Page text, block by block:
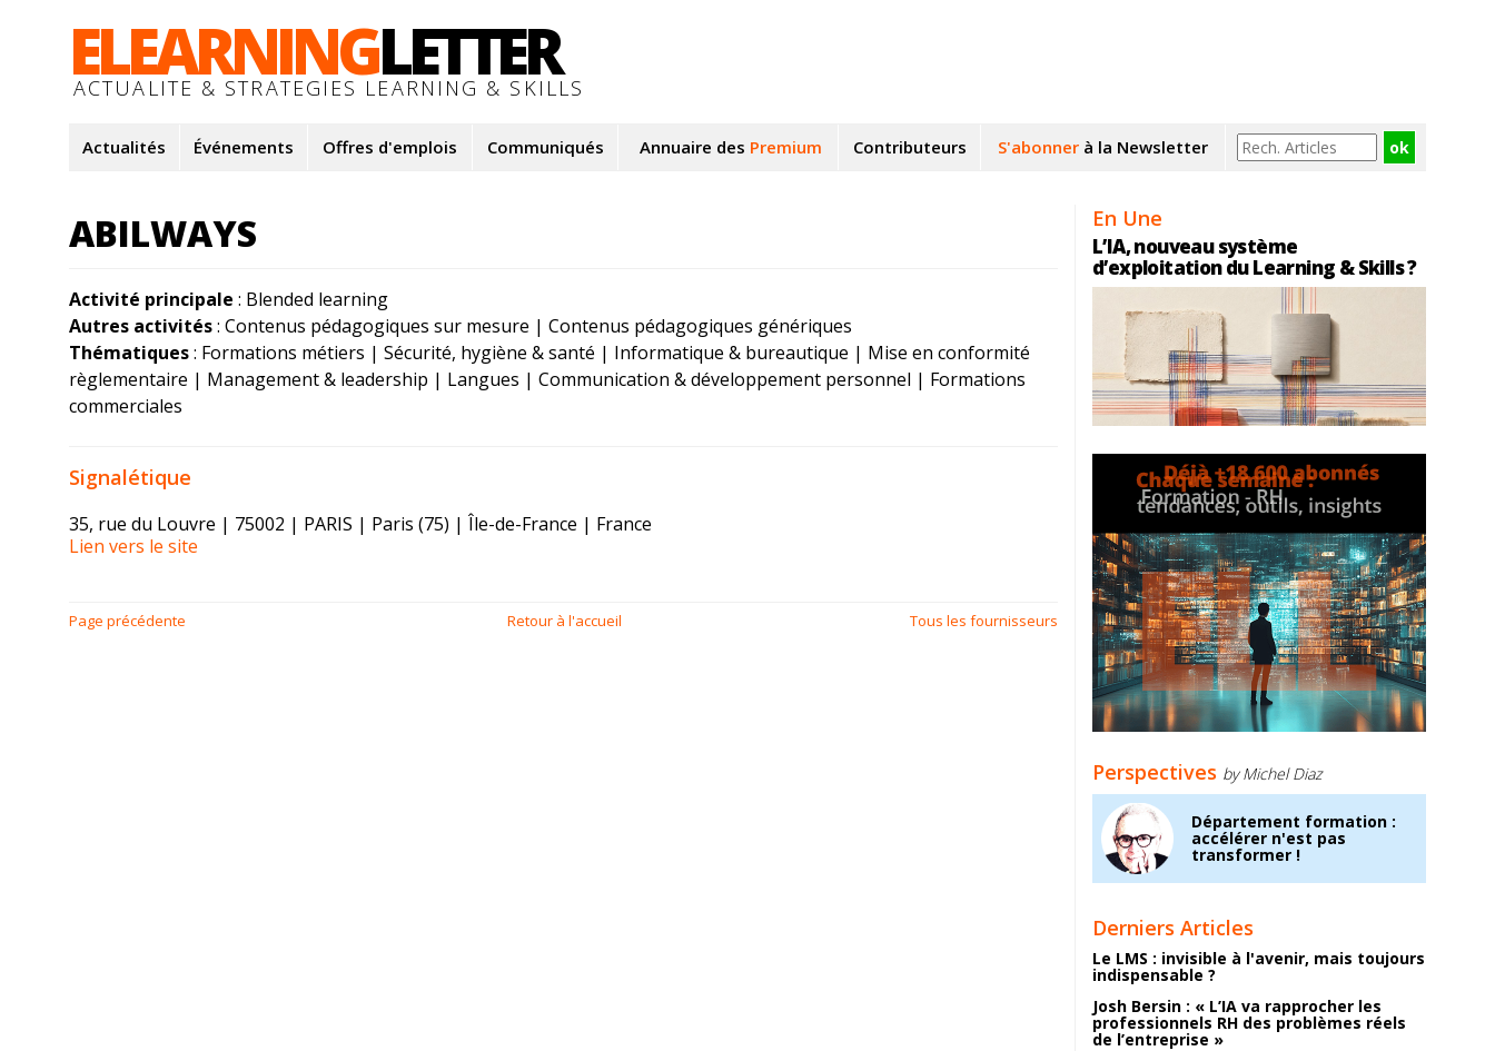
ELEARNINGLETTER
ACTUALITE & STRATEGIES LEARNING & SKILLS
Actualités Événements Offres d'emplois Communiqués Annuaire des Premium Contributeurs S'abonner à la Newsletter
ABILWAYS
Activité principale : Blended learning
Autres activités: Contenus pédagogiques sur mesure | Contenus pédagogiques génériques
Thématiques: Formations métiers | Sécurité, hygiène & santé | Informatique & bureautique | Mise en conformité
règlementaire | Management & leadership | Langues | Communication & développement personnel | Formations
commerciales
Signalétique
35, rue du Louvre | 75002 | PARIS | Paris (75) | Île-de-France | France
Lien vers le site
Page précédente Retour à l'accueil Tous les fournisseurs
En Une
L’IA, nouveau système
d’exploitation du Learning & Skills ?
Perspectives by Michel Diaz
Département formation :
accélérer n'est pas
transformer !
Derniers Articles
Le LMS : invisible à l'avenir, mais toujours
indispensable ?
Josh Bersin : « L’IA va rapprocher les
professionnels RH des problèmes réels
de l’entreprise »